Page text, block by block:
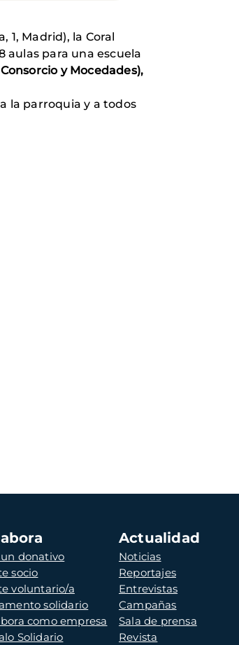
1, Madrid), la Coral
aulas para una escuela
y Mocedades),
la parroquia y a todos
donativo
socio
voluntario/a
solidario
como empresa
Solidario
Actualidad
Noticias
Reportajes
Entrevistas
Campañas
Sala de prensa
Revista